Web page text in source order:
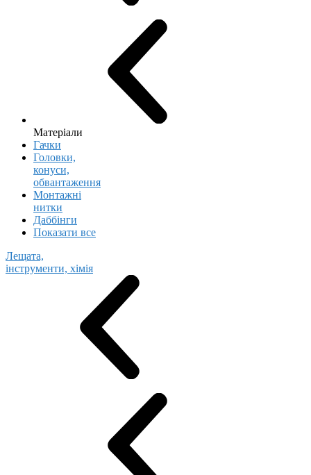
Матеріали
Гачки
Головки,
конуси,
обвантаження
Монтажні
нитки
Даббінги
Показати все
Лещата,
інструменти, хімія